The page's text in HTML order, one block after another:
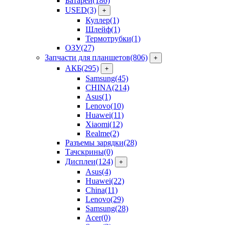
USED(3) +
Куллер(1)
Шлейф(1)
Термотрубки(1)
ОЗУ(27)
Запчасти для планшетов(806) +
АКБ(295) +
Samsung(45)
CHINA(214)
Asus(1)
Lenovo(10)
Huawei(11)
Xiaomi(12)
Realme(2)
Разъемы зарядки(28)
Тачскрины(0)
Дисплеи(124) +
Asus(4)
Huawei(22)
China(11)
Lenovo(29)
Samsung(28)
Acer(0)